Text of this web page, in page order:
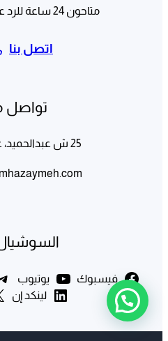
متاحون 24 ساعة للرد على استفساراتكم
اتصل بنا
تواصل
25 ش عبدالحميد، عجلون، عمان
فيسبوك يوتيوب
لينكد إن
تحتاج الى أي